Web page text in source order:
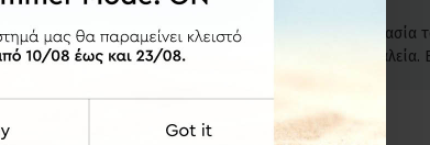
και εκμεταλλεύεται πλήρως τη
κόβετε το φαγητό μέσα στο σκεύος με αιχμηρά